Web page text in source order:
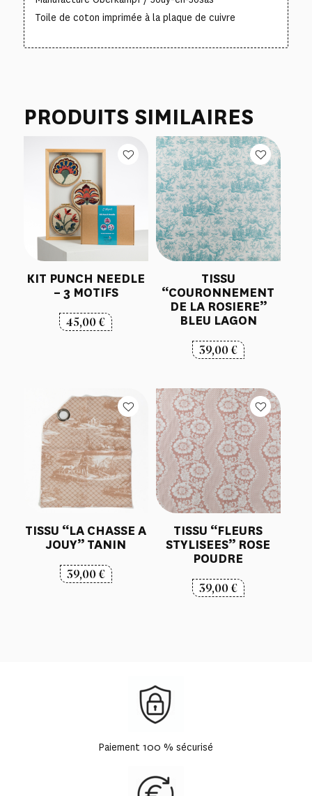
Toile de coton imprimée à la plaque de cuivre
PRODUITS SIMILAIRES
KIT PUNCH NEEDLE
– 3 MOTIFS
45,00€
TISSU
“COURONNEMENT
DE LA ROSIERE”
BLEU LAGON
39,00€
TISSU “LA CHASSE A
JOUY” TANIN
39,00€
TISSU “FLEURS
STYLISEES” ROSE
POUDRE
39,00€
Paiement 100 % sécurisé